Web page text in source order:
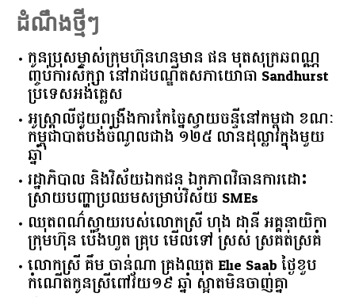
ដំណឹងថ្មីៗ
កូនប្រុសម្ចាស់ក្រុមហ៊ុនហនុមាន ផន មុតសុក្រឆពណ្ណ
ញ្ចប់ការសិក្សា នៅរាជបណ្ឌិតសភាយោធា Sandhurst
ប្រទេសអង់គ្លេស
អូស្ត្រាលី​ជួយ​ពង្រឹង​ការ​កែច្នៃ​ស្វាយចន្ទី​នៅ​កម្ពុជា​ ​ខណៈ​
កម្ពុជា​បាត់បង់​ចំណូល​ជាង​ ​១២៥​ ​លាន​ដុល្លារ​ក្នុង​មួយ​
ឆ្នាំ​
រដ្ឋាភិបាល​ ​និង​វិស័យ​ឯកជន ​ឯកភាព​វិធានការ​ដោះ
ស្រាយ​បញ្ហា​ប្រឈម​​សម្រាប់​វិស័យ​ ​SMEs​
ឈុតពណ៌ស្វាយរបស់លោកស្រី ហុង ដានី អគ្គ​នាយិកា​
ក្រុមហ៊ុន ប៉េងហួត គ្រុប មើលទៅ ស្រស់ ស្រគត់ស្រគំ
លោកស្រី គឹម ចាន់ណា គ្រងឈុត Elie Saab ថ្ងៃខួប
កំណើតកូនស្រីពៅវ័យ១៩ ឆ្នាំ ស្អាតមិនចាញ់គ្នា